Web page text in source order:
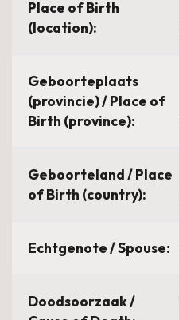
Place of Birth
(location):
Geboorteplaats
(provincie) / Place of
Birth (province):
Geboorteland / Place
of Birth (country):
Echtgenote / Spouse:
Doodsoorzaak /